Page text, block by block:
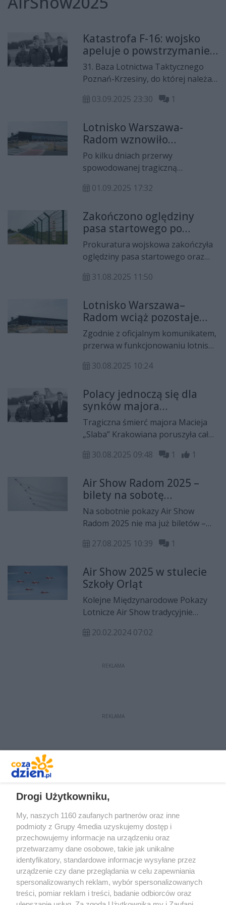
Katastrofa F-16: wojsko
apeluje o powstrzymanie
spekulacji
31. Baza Lotnictwa Taktycznego
Poznań-Krzesiny, do której należał
opublikowała oficjalne stanowisko
dotyczącymi katastrofy F-16
podczas prób do Air Show.
03.09.2025 23:30 1
Lotnisko Warszawa-
Radom wznowiło
działalność po katastrofie
F-16. Na razie z
ograniczeniami
Po kilku dniach przerwy
spowodowanej tragiczną
prób do Air Show Radom 2025,
ponownie zostało uruchomione
operacyjnie. Od poniedziałku, 1
września, od godziny 17.00, port
działa z ograniczonymi
parametrami dla drogi startowej.
01.09.2025 17:32
Zakończono oględziny
pasa startowego po
katastrofie F-16
Prokuratura wojskowa zakończyła
oględziny pasa startowego oraz
po czwartkowej katastrofie
zarówno miejsce zdarzenia, jak i
fragmenty rozbitej maszyny.
31.08.2025 11:50
Lotnisko Warszawa–
Radom wciąż pozostaje
zamknięte
Zgodnie z oficjalnym komunikatem,
przerwa w funkcjonowaniu lotniska
września, do godziny 1.59 w nocy.
30.08.2025 10:24
Polacy jednoczą się dla
synków majora
Krakowiana. Trwa zbiórka
Tragiczna śmierć majora Macieja
„Slaba” Krakowiana poruszyła całą
zbiórka dla jego małych synków,
zgromadziła ogromne środki.
30.08.2025 09:48 1 1
Air Show Radom 2025 –
bilety na sobotę
wyprzedane! Ważne
informacje dla widzów
Na sobotnie pokazy Air Show
Radom 2025 nie ma już biletów –
Wciąż dostępne są wejściówki na
zainteresowanie jest ogromne.
Przypominamy także o ważnych
informacjach dotyczących wejścia
na teren wydarzenia.
27.08.2025 10:39 1
Air Show 2025 w stulecie
Szkoły Orląt
Kolejne Międzynarodowe Pokazy
Lotnicze Air Show tradycyjnie
sierpnia. Przyszłoroczne pokazy
utworzenia Szkoły Orląt.
20.02.2024 07:02
REKLAMA
REKLAMA
Redakcja Reklama Prywatność
Praca Łódź
the:protocol
Drogi Użytkowniku,
My, naszych 1160 zaufanych partnerów oraz inne
podmioty z Grupy 4media uzyskujemy dostęp i
przechowujemy informacje na urządzeniu oraz
przetwarzamy dane osobowe, takie jak unikalne
identyfikatory, standardowe informacje wysyłane przez
urządzenie czy dane przeglądania w celu zapewniania
spersonalizowanych reklam, wybór spersonalizowanych
treści, pomiar reklam i treści, badanie odbiorców oraz